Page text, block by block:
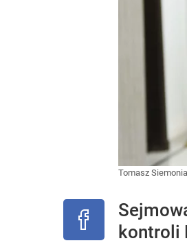
Tomasz
kontroli